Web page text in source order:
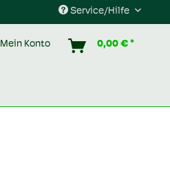
Service/Hilfe
Mein Konto 0,00 € *